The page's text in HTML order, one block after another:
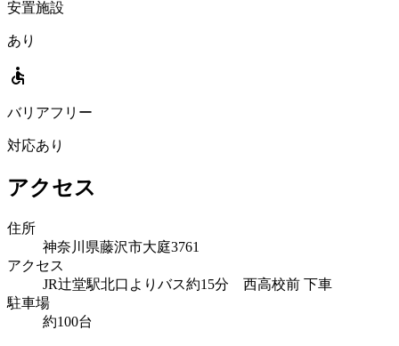
安置施設
あり
accessible
バリアフリー
対応あり
アクセス
住所
神奈川県藤沢市大庭3761
アクセス
JR辻堂駅北口よりバス約15分 西高校前 下車
駐車場
約100台